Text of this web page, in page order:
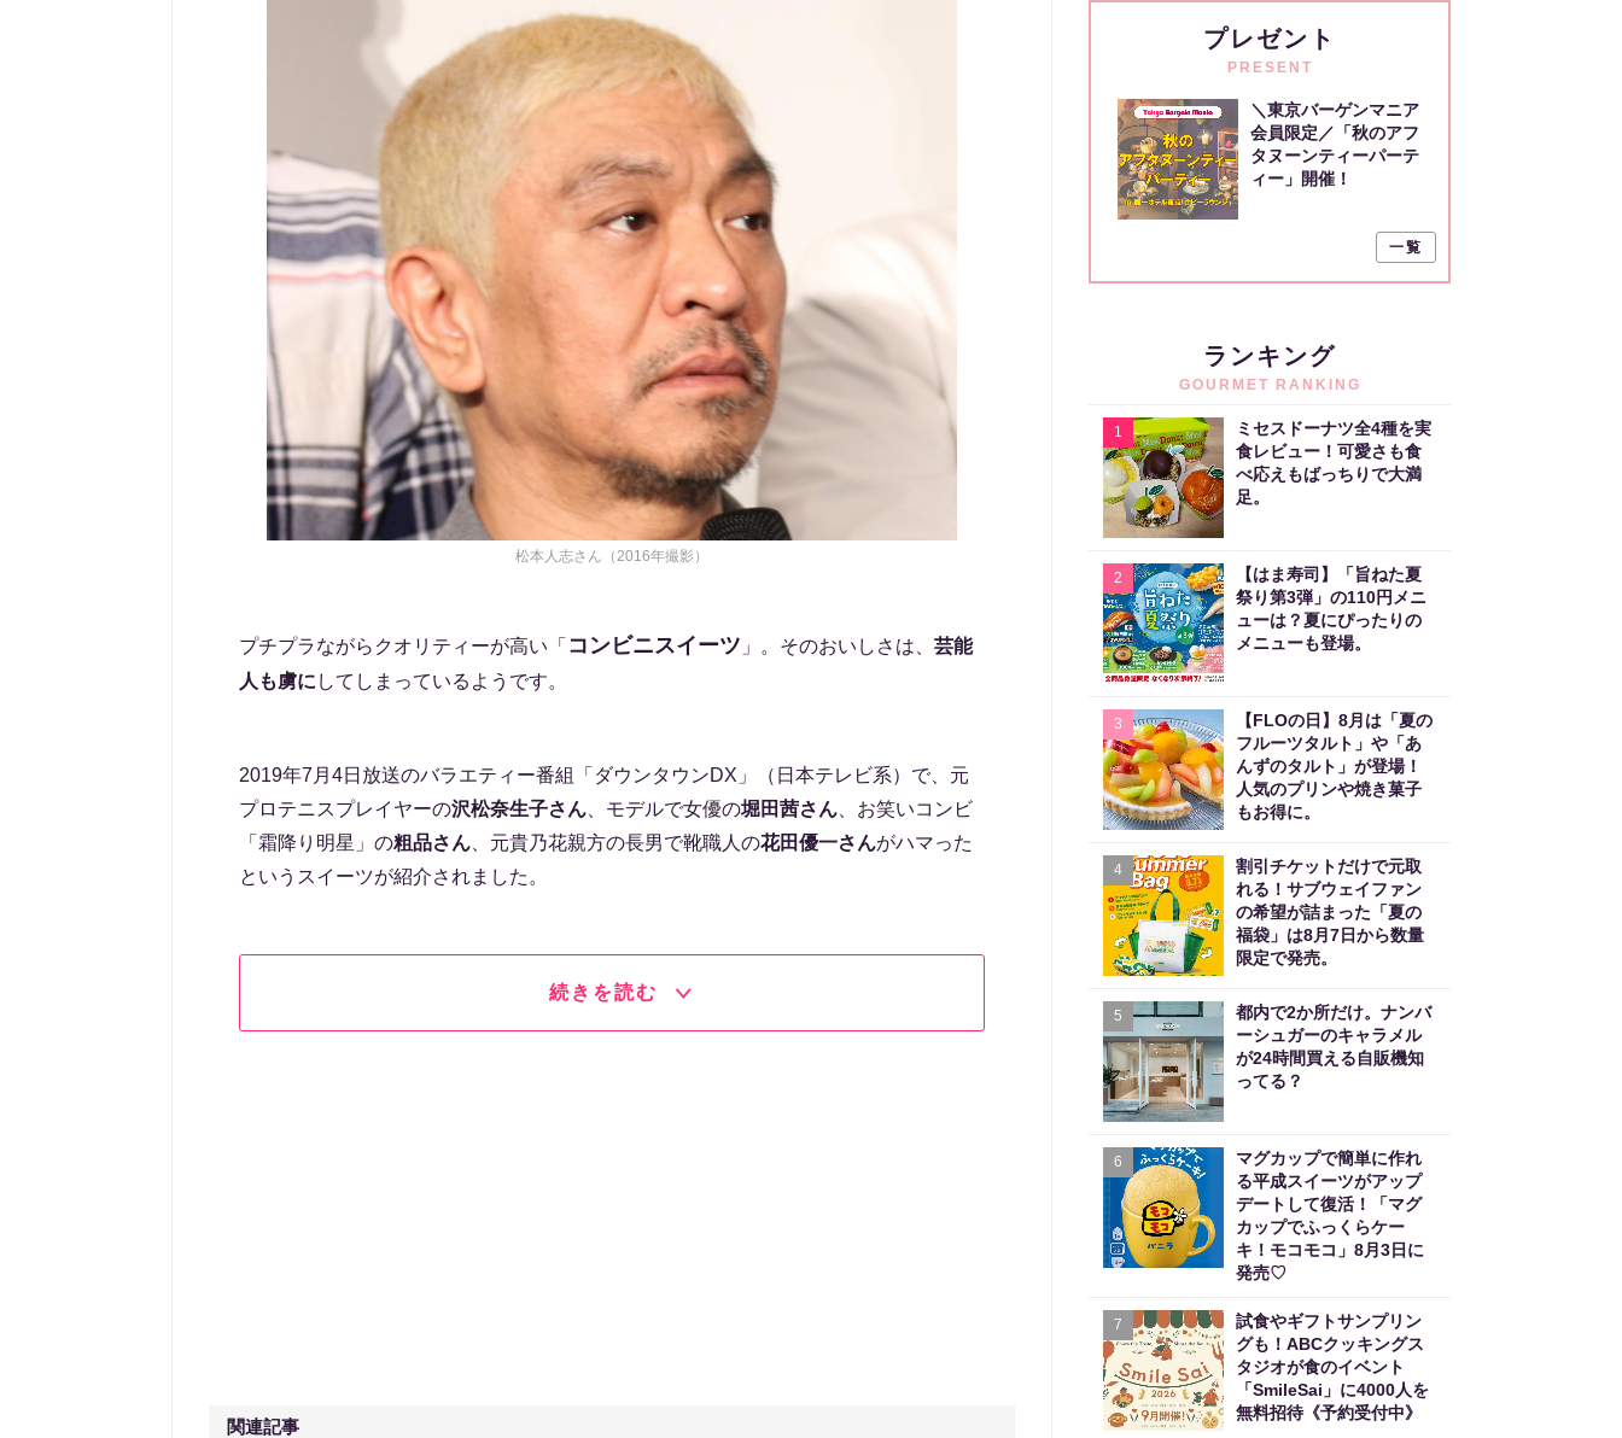
松本人志さん（2016年撮影）
プチプラながらクオリティーが高い「 コンビニスイーツ 」。そのおいしさは、 芸能
人も虜に してしまっているようです。
2019年7月4日放送のバラエティー番組「ダウンタウンDX」（日本テレビ系）で、元
プロテニスプレイヤーの沢松奈生子さん 、モデルで女優の堀田茜さん 、お笑いコンビ
「霜降り明星」の粗品さん 、元貴乃花親方の長男で靴職人の花田優一さんがハマった
というスイーツが紹介されました。
続きを読む
関連記事
プレゼント
PRESENT
＼東京バーゲンマニア
会員限定／「秋のアフ
タヌーンティーパーテ
ィー」開催！
一覧
ランキング
GOURMET RANKING
1
ミセスドーナツ全4種を実
食レビュー！可愛さも食
べ応えもばっちりで大満
足。
2
【はま寿司】「旨ねた夏
祭り第3弾」の110円メニ
ューは？夏にぴったりの
メニューも登場。
3
【FLOの日】8月は「夏の
フルーツタルト」や「あ
んずのタルト」が登場！
人気のプリンや焼き菓子
もお得に。
4
割引チケットだけで元取
れる！サブウェイファン
の希望が詰まった「夏の
福袋」は8月7日から数量
限定で発売。
5
都内で2か所だけ。ナンバ
ーシュガーのキャラメル
が24時間買える自販機知
ってる？
6
マグカップで簡単に作れ
る平成スイーツがアップ
デートして復活！「マグ
カップでふっくらケー
キ！モコモコ」8月3日に
発売♡
7
試食やギフトサンプリン
グも！ABCクッキングス
タジオが食のイベント
「SmileSai」に4000人を
無料招待《予約受付中》